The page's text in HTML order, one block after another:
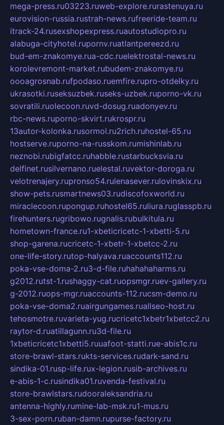
mega-press.ru03223.ruweb-explore.rurastenuya.ru
eurovision-russia.rustrah-news.rufreeride-team.ru
itrack-24.rusexshopexpress.ruautostudiopro.ru
alabuga-cityhotel.rupornv.ruatlantpereezd.ru
bud-em-znakomye.rua-cdc.ruelektrostal-news.ru
korolevremont-market.rubudem-znakomye.ru
oooagrosnab.rufpodaso.ruemfire.rupro-otdelky.ru
ukrasotki.ruseksuzbek.ruseks-uzbek.ruporno-vk.ru
sovratili.ruolecoon.ruvd-dosug.ruadonyev.ru
rbc-news.ruporno-skvirt.rukrospr.ru
13autor-kolonka.rusormol.ru2rich.ruhostel-65.ru
hostserve.ruporno-na-russkom.rumishinlab.ru
neznobi.rubigfatcc.ruhabble.rustarbucksvia.ru
delfinet.rusilvernano.ruelestal.ruvektor-doroga.ru
velotrenajery.rupronso54.rulenasever.rulovinskix.ru
show-pets.rusmartnews03.rudiscofoxworld.ru
miraclecoon.rupongup.ruhostel65.ruliura.ruglasspb.ru
firehunters.rugribowo.rugnalis.rubulkitula.ru
hometown-france.ru1-xbeticricetc-1-xbetti-5.ru
shop-garena.rucricetc-1-xbetr-1-xbetcc-2.ru
one-life-story.rutop-halyava.ruaccounts112.ru
poka-vse-doma-2.ru3-d-file.ruhahahaharms.ru
g2012.rutst-1.rushaggy-cat.ruopsmgr.ruev-gallery.ru
g-2012.ruops-mgr.ruaccounts-112.rucsm-demo.ru
poka-vse-doma2.ruairgungames.ruallseo-host.ru
tehosmotre.ruvarieta-yug.rucricetc1xbetr1xbetcc2.ru
raytor-d.ruatillagunn.ru3d-file.ru
1xbeticricetc1xbetti5.ruuafoot-statti.rue-abis1c.ru
store-brawl-stars.rukts-services.rudark-sand.ru
sindika-01.rusp-life.rux-legion.rusib-archives.ru
e-abis-1-c.rusindika01.ruvenda-festival.ru
store-brawlstars.rudooraleksandria.ru
antenna-highly.rumine-lab-msk.ru1-mus.ru
3-sex-porn.ruban-damn.rupurse-factory.ru